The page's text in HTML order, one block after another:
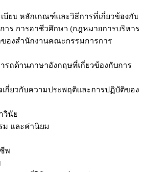
บียบ หลักเกณฑ์และวิธีการที่เกี่ยวข้องกับ
ร การอาชีวศึกษา (กฎหมายการบริหาร
องสำนักงานคณะกรรมการการ
รถด้านภาษาอังกฤษที่เกี่ยวข้องกับการ
เกี่ยวกับความประพฤติและการปฏิบัติของ
วินัย
ม และค่านิยม
พ